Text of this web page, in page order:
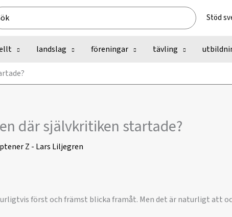
Stöd
landslag föreningar tävling
där självkritiken startade?
Z - Lars Liljegren
först och främst blicka framåt. Men det är naturligt att